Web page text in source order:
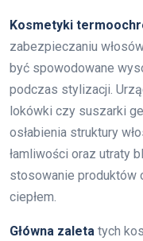
Kosmetyki
zabezpieczaniu
być spowodowane
podczas stylizacji.
lokówki czy suszarki
osłabienia struktury
łamliwości oraz utraty
stosowanie produktów
ciepłem.
Główna zaleta tych